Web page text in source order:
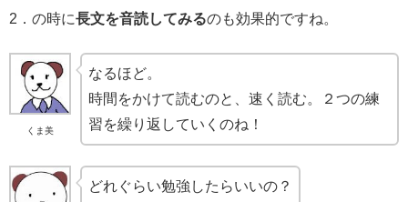
2．の時に長文を音読してみるのも効果的ですね。
くま美
なるほど。
時間をかけて読むのと、速く読む。２つの練
習を繰り返していくのね！
どれぐらい勉強したらいいの？